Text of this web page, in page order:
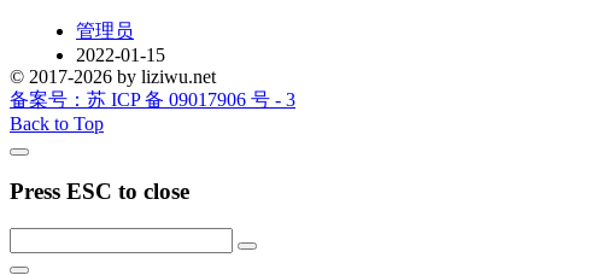
管理员
2022-01-15
© 2017-2026 by liziwu.net
备案号：苏 ICP 备 09017906 号 - 3
Back to Top
Press ESC to close